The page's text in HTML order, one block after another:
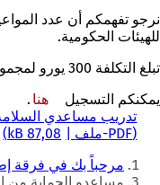
نرجو تفهمكم أن عدد
للهيئات الحكومية.
تبلغ التكلفة 300 يورو لمجموعة تصل إلى 15 شخصًا.
يمكنكم التسجيل
هنا .
تدريب مساعدي
PDF-ملف 87,08 kB
أنت
هنا
مرحباً بك في فرقة